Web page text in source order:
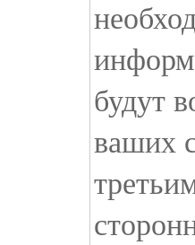
будут
ваших